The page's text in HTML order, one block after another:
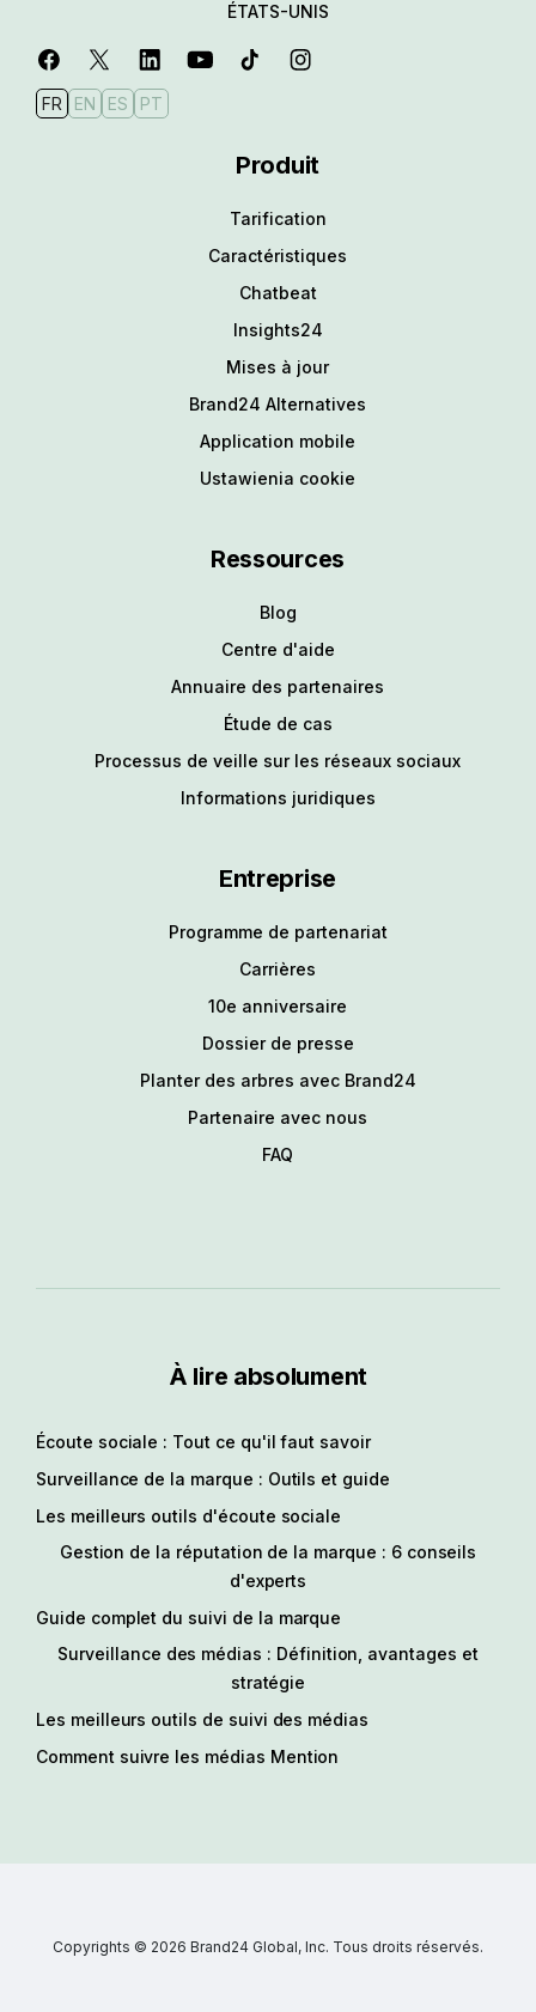
ÉTATS-UNIS
FR EN ES PT
Produit
Tarification
Caractéristiques
Chatbeat
Insights24
Mises à jour
Brand24 Alternatives
Application mobile
Ustawienia cookie
Ressources
Blog
Centre d'aide
Annuaire des partenaires
Étude de cas
Processus de veille sur les réseaux sociaux
Informations juridiques
Entreprise
Programme de partenariat
Carrières
10e anniversaire
Dossier de presse
Planter des arbres avec Brand24
Partenaire avec nous
FAQ
À lire absolument
Écoute sociale : Tout ce qu'il faut savoir
Surveillance de la marque : Outils et guide
Les meilleurs outils d'écoute sociale
Gestion de la réputation de la marque : 6 conseils
d'experts
Guide complet du suivi de la marque
Surveillance des médias : Définition, avantages et
stratégie
Les meilleurs outils de suivi des médias
Comment suivre les médias Mention
Copyrights © 2026 Brand24 Global, Inc. Tous droits réservés.